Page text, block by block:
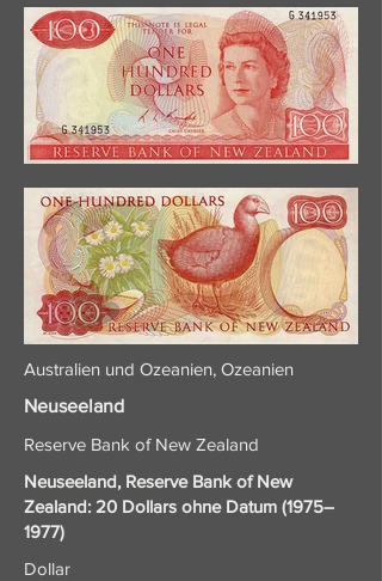
Australien und Ozeanien, Ozeanien
Neuseeland
Reserve Bank of New Zealand
Neuseeland, Reserve Bank of New
Zealand: 20 Dollars ohne Datum (1975–
1977)
Dollar